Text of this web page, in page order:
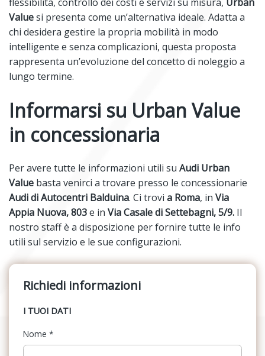
Valuesi presenta come un’alternativa ideale. Adatta a
chi desidera gestire la propria mobilità in modo
intelligente e senza complicazioni, questa proposta
rappresenta un’evoluzione del concetto di noleggio a
lungo termine.
Informarsi su Urban Value
in concessionaria
Per avere tutte le informazioni utili su Audi Urban
Value basta venirci a trovare presso le concessionarie
Audi di Autocentri Balduina. Ci trovi a Roma, in Via
Appia Nuova, 803e in Via Casale di Settebagni, 5/9. Il
nostro staff è a disposizione per fornire tutte le info
utili sul servizio e le sue configurazioni.
Richiedi informazioni
I TUOI DATI
Nome *